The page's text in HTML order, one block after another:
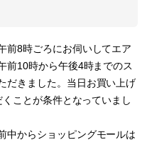
8時ごろにお伺いしてエア
前10時から午後4時までのス
だきました。当日お買い上げ
ことが条件となっていまし
からショッピングモールは